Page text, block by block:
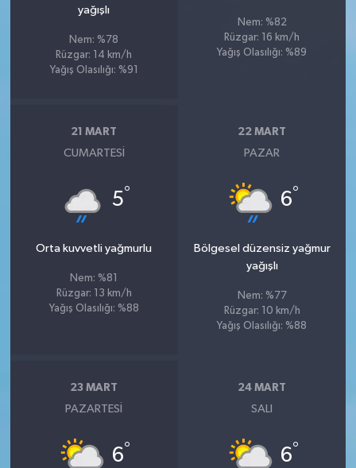
yağışlı
Nem: %78
Rüzgar: 14 km/h
Yağış Olasılığı: %91
Nem: %82
Rüzgar: 16 km/h
Yağış Olasılığı: %89
21 MART
CUMARTESI
5°
Orta kuvvetli yağmurlu
Nem: %81
Rüzgar: 13 km/h
Yağış Olasılığı: %88
22 MART
PAZAR
6°
Bölgesel düzensiz yağmur
yağışlı
Nem: %77
Rüzgar: 10 km/h
Yağış Olasılığı: %88
23 MART
PAZARTESI
6°
24 MART
SALI
6°